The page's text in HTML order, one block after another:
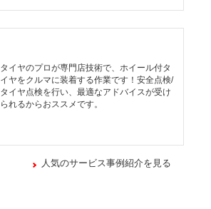
タイヤのプロが専門店技術で、ホイール付タ
イヤをクルマに装着する作業です！安全点検/
タイヤ点検を行い、最適なアドバイスが受け
られるからおススメです。
人気のサービス事例紹介を見る